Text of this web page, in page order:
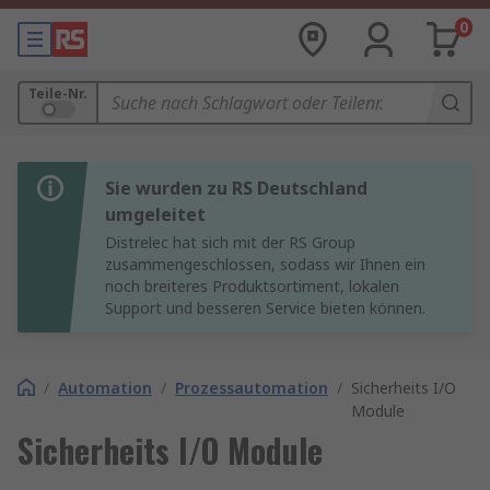
0
Teile-Nr.
Sie wurden zu RS Deutschland
umgeleitet
Distrelec hat sich mit der RS Group
zusammengeschlossen, sodass wir Ihnen ein
noch breiteres Produktsortiment, lokalen
Support und besseren Service bieten können.
/ Automation / Prozessautomation / Sicherheits I/O
Module
Sicherheits I/O Module